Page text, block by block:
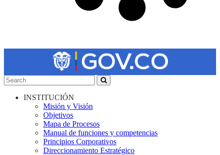
INSTITUCIÓN
Misión y Visión
Objetivos
Mapa de Procesos
Manual de funciones y competencias
Principios Corporativos
Direccionamiento Estratégico